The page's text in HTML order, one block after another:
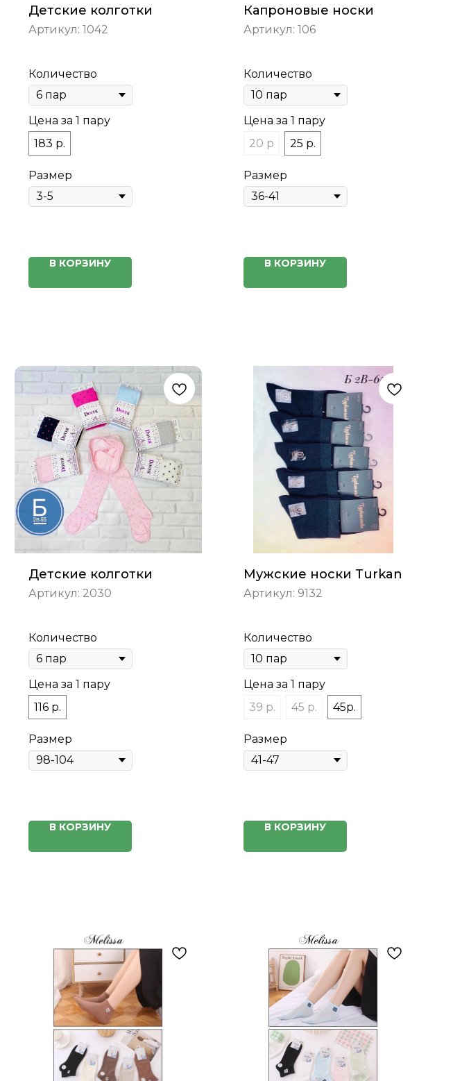
Детские колготки
Артикул: 1042
Количество
Цена за 1 пару
183 р.
Размер
В КОРЗИНУ
Капроновые носки
Артикул: 106
Количество
Цена за 1 пару
20 р
25 р.
Размер
В КОРЗИНУ
Детские колготки
Артикул: 2030
Количество
Цена за 1 пару
116 р.
Размер
В КОРЗИНУ
Мужские носки Turkan
Артикул: 9132
Количество
Цена за 1 пару
39 р.
45 р. 45р.
Размер
В КОРЗИНУ